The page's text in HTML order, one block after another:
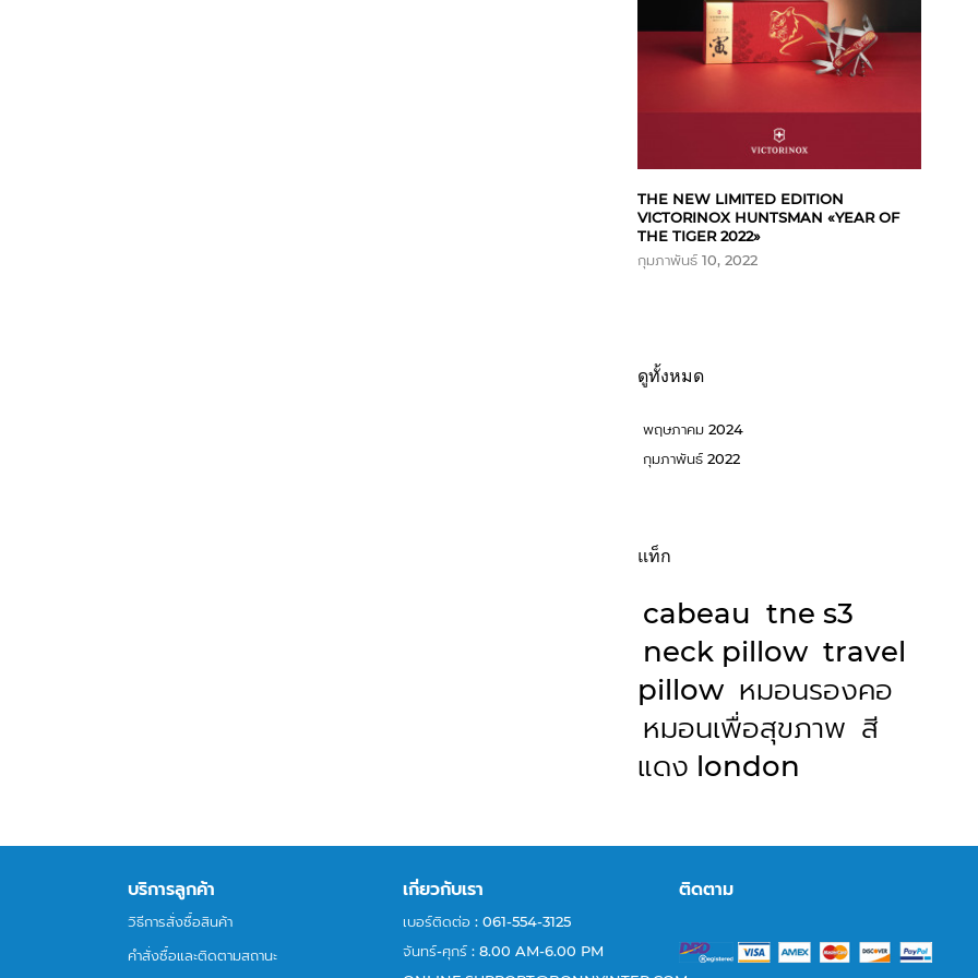
THE NEW LIMITED EDITION
VICTORINOX HUNTSMAN «YEAR OF
THE TIGER 2022»
กุมภาพันธ์ 10, 2022
ดูทั้งหมด
พฤษภาคม 2024
กุมภาพันธ์ 2022
แท็ก
cabeau tne s3
neck pillow travel
pillow หมอนรองคอ
หมอนเพื่อสุขภาพ สี
แดง london
บริการลูกค้า
วิธีการสั่งซื้อสินค้า
คำสั่งซื้อและติดตามสถานะ
เกี่ยวกับเรา
เบอร์ติดต่อ : 061-554-3125
จันทร์-ศุกร์ : 8.00 AM-6.00 PM
ติดตาม